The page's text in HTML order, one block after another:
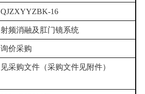
QJZXYYZBK-16
射频消融及肛门镜系统
询价采购
见采购文件（采购文件见附件）